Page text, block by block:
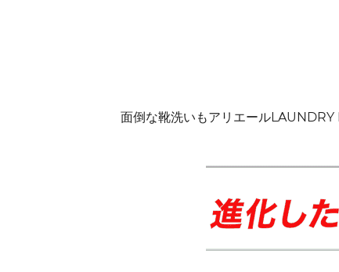
面倒な靴洗いもアリエールLAUNDRY